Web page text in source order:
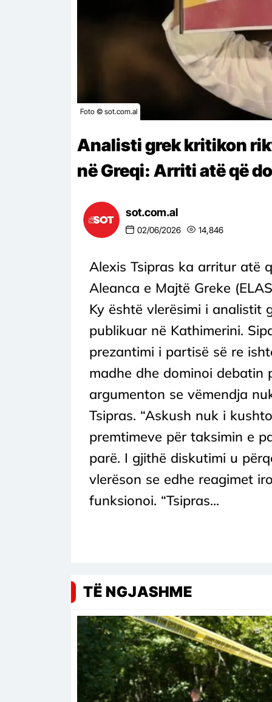
Foto © sot.com.al
Analisti grek kritikon
në Greqi: Arriti atë që
sot.com.al
02/06/2026 14,846
Alexis Tsipras ka arritur atë
Aleanca e Majtë Greke
Ky është vlerësimi i analistit
publikuar në Kathimerini.
prezantimi i partisë së re
madhe dhe dominoi debatin
argumenton se vëmendja
Tsipras. “Askush nuk i
premtimeve për taksimin e
parë. I gjithë diskutimi u
vlerëson se edhe reagimet
funksionoi. “Tsipras...
TË NGJASHME